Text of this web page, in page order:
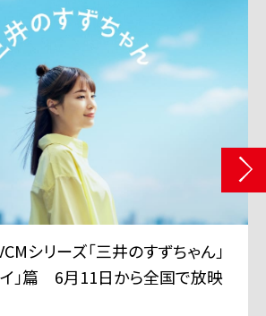
シリーズ「三井のすずちゃん」
イ」篇 6月11日から全国で放映